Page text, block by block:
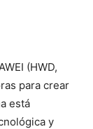
(HWD,
para crear
está
y